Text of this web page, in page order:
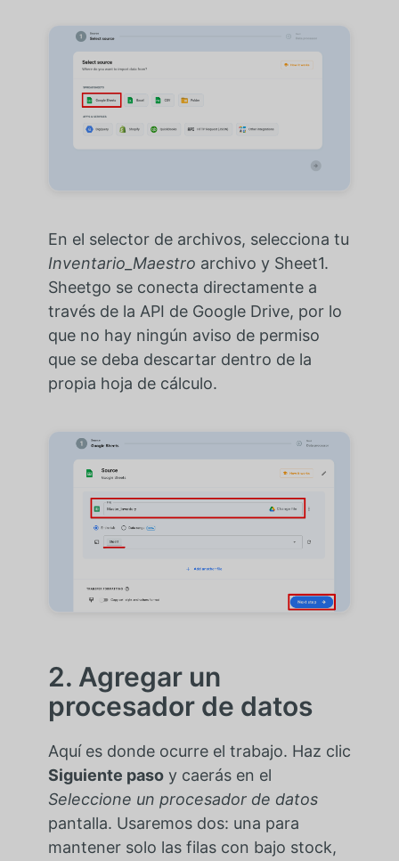
En el selector de archivos, selecciona tu
Inventario_Maestro archivo y Sheet1.
Sheetgo se conecta directamente a
través de la API de Google Drive, por lo
que no hay ningún aviso de permiso
que se deba descartar dentro de la
propia hoja de cálculo.
2. Agregar un
procesador de datos
Aquí es donde ocurre el trabajo. Haz clic
Siguiente pasoy caerás en el
Seleccione un procesador de datos
pantalla. Usaremos dos: una para
mantener solo las filas con bajo stock,